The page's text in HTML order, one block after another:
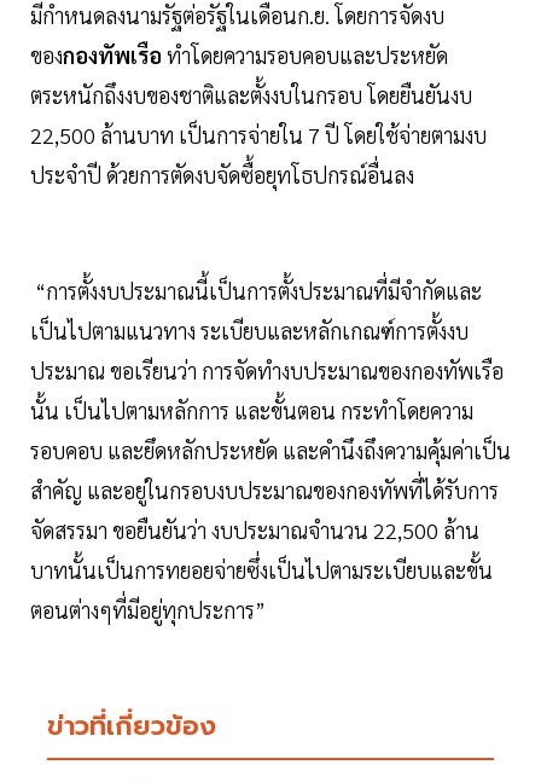
มีกำหนดลงนามรัฐต่อรัฐในเดือนก.ย. โดยการจัดงบ
ของกองทัพเรือ ทำโดยความรอบคอบและประหยัด
ตระหนักถึงงบของชาติและตั้งงบในกรอบ โดยยืนยันงบ
22,500 ล้านบาท เป็นการจ่ายใน 7 ปี โดยใช้จ่ายตามงบ
ประจำปี ด้วยการตัดงบจัดซื้อยุทโธปกรณ์อื่นลง
“การตั้งงบประมาณนี้เป็นการตั้งประมาณที่มีจำกัดและ
เป็นไปตามแนวทาง ระเบียบและหลักเกณฑ์การตั้งงบ
ประมาณ ขอเรียนว่า การจัดทำงบประมาณของกองทัพเรือ
นั้น เป็นไปตามหลักการ และขั้นตอน กระทำโดยความ
รอบคอบ และยึดหลักประหยัด และคำนึงถึงความคุ้มค่าเป็น
สำคัญ และอยู่ในกรอบงบประมาณของกองทัพที่ได้รับการ
จัดสรรมา ขอยืนยันว่า งบประมาณจำนวน 22,500 ล้าน
บาทนั้นเป็นการทยอยจ่ายซึ่งเป็นไปตามระเบียบและขั้น
ตอนต่างๆที่มีอยู่ทุกประการ”
ข่าวที่เกี่ยวข้อง